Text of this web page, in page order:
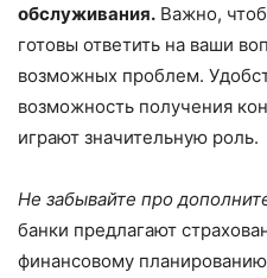
обслуживания. Важно,
готовы ответить на ваши
возможных проблем.
возможность получения
играют значительную роль.
Не забывайте про
банки предлагают
финансовому